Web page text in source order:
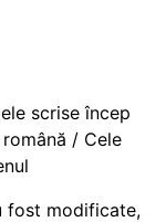
scrise încep
/ Cele
fost modificate,